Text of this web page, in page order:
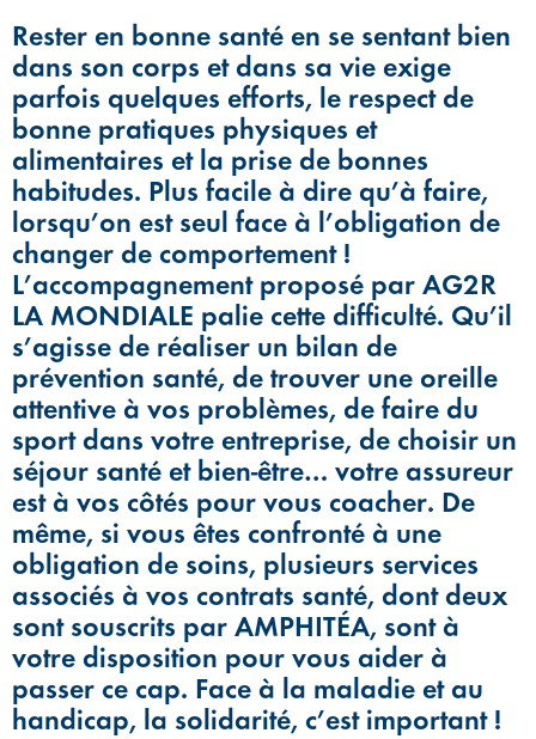
Rester en bonne santé en se sentant bien
dans son corps et dans sa vie exige
parfois quelques efforts, le respect de
bonne pratiques physiques et
alimentaires et la prise de bonnes
habitudes. Plus facile à dire qu’à faire,
lorsqu’on est seul face à l’obligation de
changer de comportement !
L’accompagnement proposé par AG2R
LA MONDIALE palie cette difficulté. Qu’il
s’agisse de réaliser un bilan de
prévention santé, de trouver une oreille
attentive à vos problèmes, de faire du
sport dans votre entreprise, de choisir un
séjour santé et bien-être… votre assureur
est à vos côtés pour vous coacher. De
même, si vous êtes confronté à une
obligation de soins, plusieurs services
associés à vos contrats santé, dont deux
sont souscrits par AMPHITÉA, sont à
votre disposition pour vous aider à
passer ce cap. Face à la maladie et au
handicap, la solidarité, c’est important !